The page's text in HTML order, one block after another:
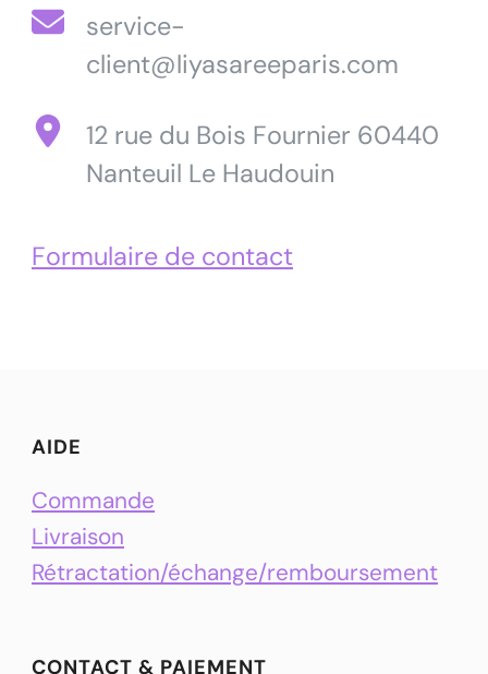
service-
client@liyasareeparis.com
12 rue du Bois Fournier 60440
Nanteuil Le Haudouin
Formulaire de contact
AIDE
Commande
Livraison
Rétractation/échange/remboursement
CONTACT & PAIEMENT